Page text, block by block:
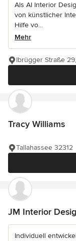
Als AI Interior
von künstlicher
Hilfe vo...
Mehr
Ibrügger Straße
Tracy Williams
Tallahassee 32312
JM Interior
Individuell